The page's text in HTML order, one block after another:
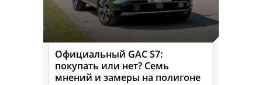
Официальный GAC S7:
покупать или нет? Семь
мнений и замеры на полигоне